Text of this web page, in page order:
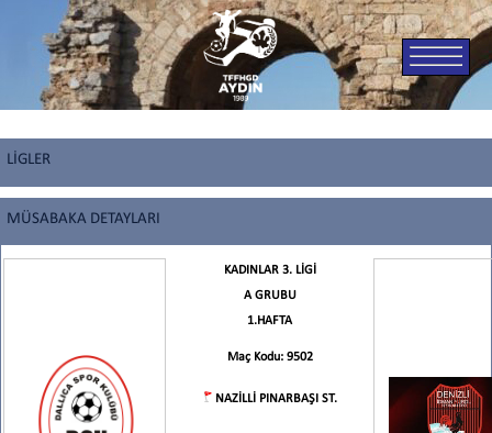
LİGLER
MÜSABAKA DETAYLARI
KADINLAR 3. LİGİ
A GRUBU
1.HAFTA
Maç Kodu: 9502
NAZİLLİ PINARBAŞI ST.